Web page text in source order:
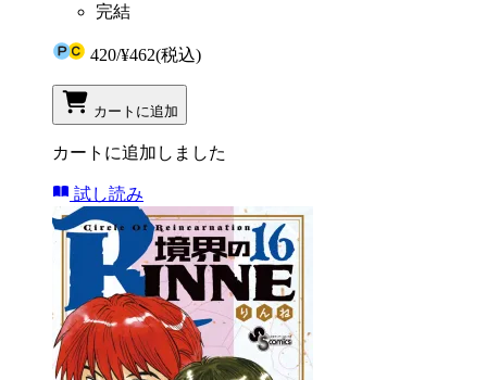
完結
420/¥462(税込)
カートに追加
カートに追加しました
試し読み